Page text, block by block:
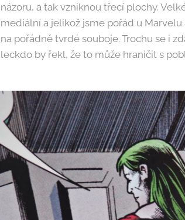
názoru, a tak vzniknou třecí plochy.
mediální a jelikož jsme pořád u
na pořádně tvrdé souboje. Trochu se i
leckdo by řekl, že to může hraničit s